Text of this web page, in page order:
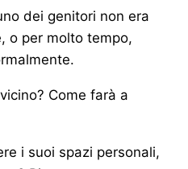
dei genitori non era
o per molto tempo,
Come farà a
i suoi spazi personali,